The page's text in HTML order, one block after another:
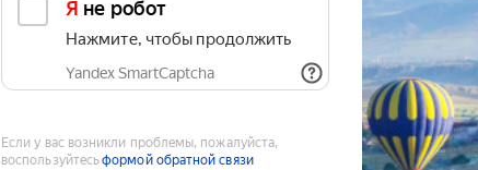
Я не робот
Нажмите, чтобы продолжить
Yandex SmartCaptcha
Если у вас возникли проблемы, пожалуйста,
воспользуйтесьформой обратной связи